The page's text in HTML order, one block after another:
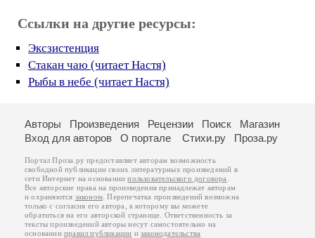
Ссылки на другие ресурсы:
Эксзистенция
Стакан чаю (читает Настя)
Рыбы в небе (читает Настя)
Авторы Произведения Рецензии Поиск
Магазин
Вход для авторов
О портале Стихи.ру Проза.ру
Портал Проза.ру предоставляет авторам возможность
свободной публикации своих литературных произведений в
сети Интернет на основаниипользовательского договора
Все авторские права на произведения принадлежат авторам
и охраняются законом . Перепечатка произведений возможна
только с согласия его автора, к которому вы можете
обратиться на его авторской странице. Ответственность за
тексты произведений авторы несут самостоятельно на
основанииправил публикации изаконодательства